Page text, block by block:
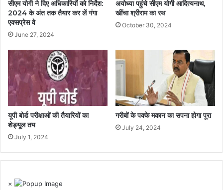
सीएम योगी ने दिए अधिकारियों को निर्देश:
2024 के अंत तक तैयार कर लें गंगा
एक्सप्रेस वे
June 27, 2024
अयोध्या पहुंचे सीएम योगी आदित्यनाथ,
खींचा श्रीराम का रथ
October 30, 2024
यूपी बोर्ड परीक्षाओं की तैयारियों का
शेड्यूल तय
July 1, 2024
गरीबों के पक्के मकान का सपना होगा पूरा
July 24, 2024
×